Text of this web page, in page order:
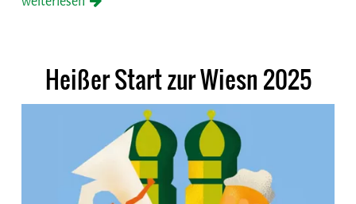
Heißer Start zur Wiesn 2025